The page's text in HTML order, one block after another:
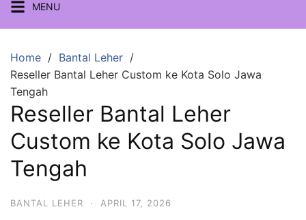
MENU
Home
Bantal Leher
Reseller Bantal Leher Custom ke Kota Solo Jawa
Tengah
Reseller Bantal Leher
Custom ke Kota Solo Jawa
Tengah
BANTAL LEHER · APRIL 17, 2026